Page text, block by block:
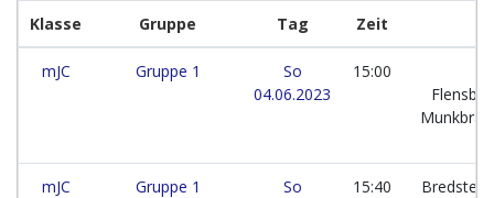
Klasse Gruppe Tag Zeit
mJC Gruppe 1
So
04.06.2023
15:00
mJC Gruppe 1
So
15:40